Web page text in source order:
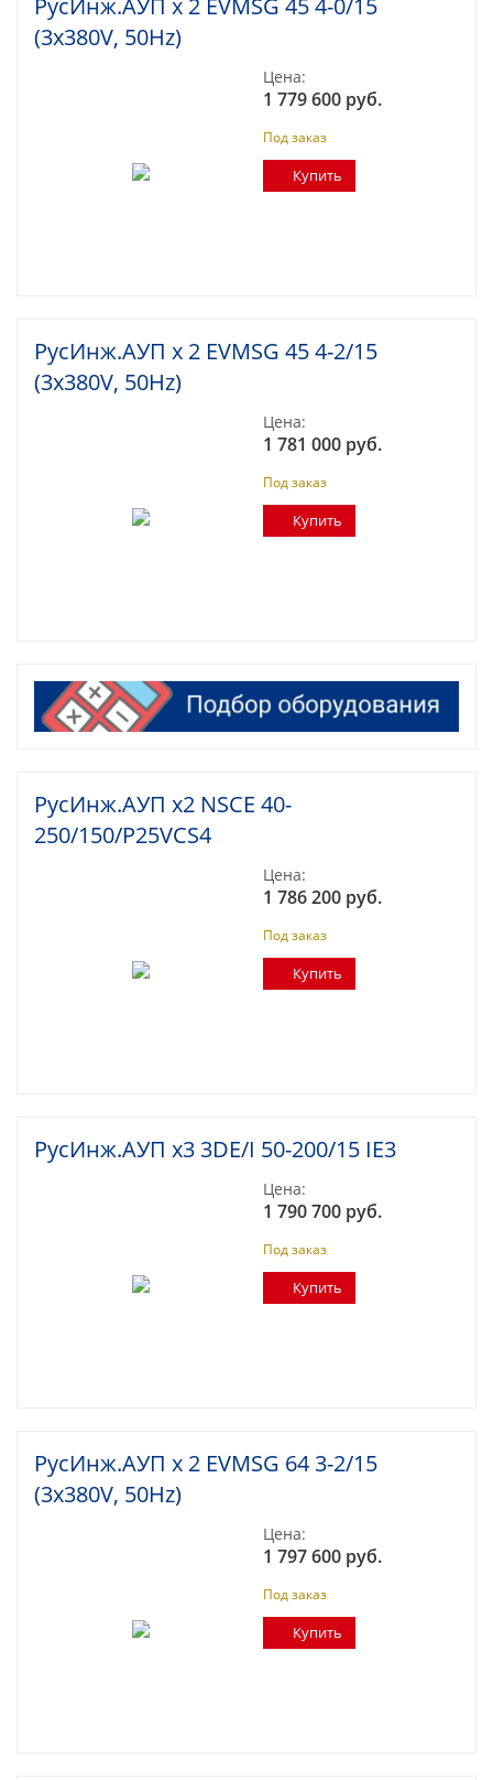
(3x380V, 50Hz)
Цена:
1 779 600 руб.
Под заказ
Купить
РусИнж.АУП х 2 EVMSG 45 4-2/15
(3x380V, 50Hz)
Цена:
1 781 000 руб.
Под заказ
Купить
РусИнж.АУП х2 NSCE 40-
250/150/P25VCS4
Цена:
1 786 200 руб.
Под заказ
Купить
РусИнж.АУП х3 3DE/I 50-200/15 IE3
Цена:
1 790 700 руб.
Под заказ
Купить
РусИнж.АУП х 2 EVMSG 64 3-2/15
(3x380V, 50Hz)
Цена:
1 797 600 руб.
Под заказ
Купить